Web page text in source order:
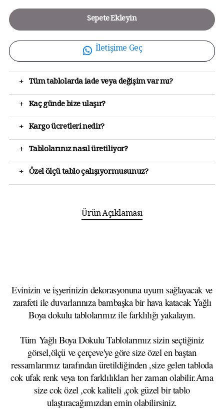
Sepete Ekleyin
İletişime Geç
+ Tüm tablolarda iade veya değişim var mı?
+ Kaç günde bize ulaşır?
+ Kargo ücretleri nedir?
+ Tablolarınız nasıl üretiliyor?
+ Özel ölçü tablo çalışıyormusunuz?
Ürün Açıklaması
Evinizin ve işyerinizin dekorasyonuna uyum sağlayacak ve
zarafeti ile duvarlarınıza bambaşka bir hava katacak Yağlı
Boya dokulu tablolarımız ile farklılığı yakalayın.
Tüm Yağlı Boya Dokulu Tablolarımız sizin seçtiğiniz
görsel,ölçü ve çerçeve'ye göre size özel en baştan
ressamlarımız tarafından üretildiğinden ,size gelen tabloda
cok ufak renk veya ton farklılıkları her zaman olabilir.Ama
size cok özel ,cok kaliteli ,çok güzel bir tablo
ulaştıracağımızdan emin olabilirsiniz.